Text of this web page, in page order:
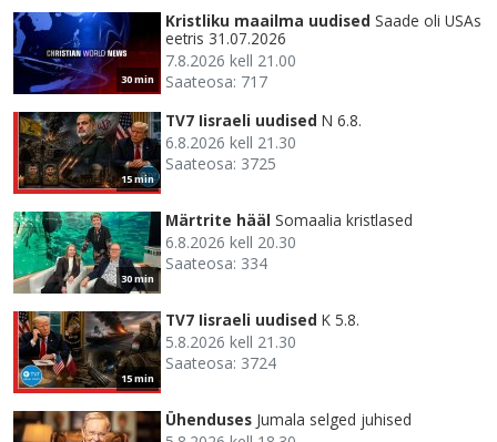
30 min
Kristliku maailma uudised Saade oli USAs
eetris 31.07.2026
7.8.2026 kell 21.00
Saateosa: 717
15 min
TV7 Iisraeli uudised N 6.8.
6.8.2026 kell 21.30
Saateosa: 3725
30 min
Märtrite hääl Somaalia kristlased
6.8.2026 kell 20.30
Saateosa: 334
15 min
TV7 Iisraeli uudised K 5.8.
5.8.2026 kell 21.30
Saateosa: 3724
Ühenduses Jumala selged juhised